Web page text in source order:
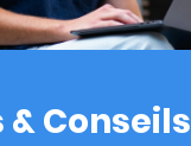
& Conseils